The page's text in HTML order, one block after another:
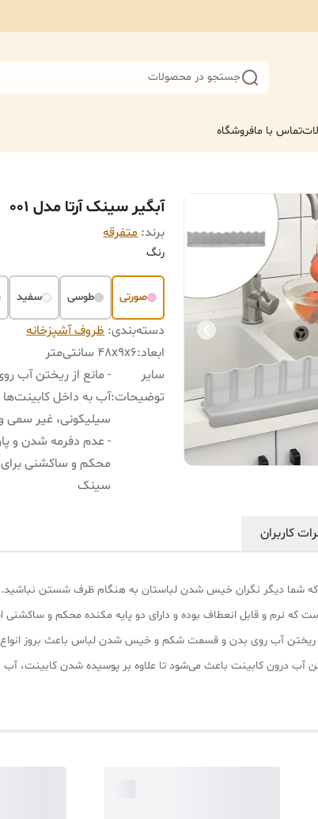
جستجو در محصولات
تماس با مافروشگاه
آبگیر سینک آرتا مدل 001
برند: متفرقه
رنگ
صورتی طوسی سفید
دسته‌بندی:ظروف آشپزخانه
ابعاد:48x9x6 سانتی‌متر
سایر
توضیحات:
- مانع از ریختن آب
آب به داخل
سیلیکونی، غیر سمی
- عدم دفرمه شدن و
محکم و ساکشنی
سینک
کاربران
که شما دیگر نگران خیس شدن لباستان به هنگام ظرف شستن
نرم و قابل انعطاف بوده و دارای دو پایه مکنده محکم و
آب درون کابینت باعث می‌شود تا علاوه بر پوسیده شدن کابینت،